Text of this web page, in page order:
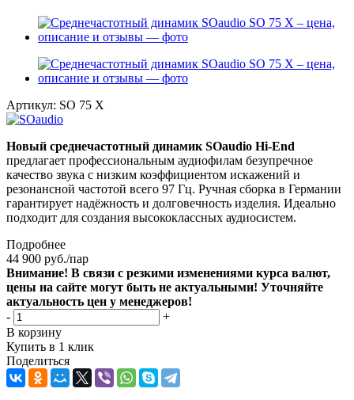
Артикул: SO 75 X
Новый среднечастотный динамик SOaudio Hi-End
предлагает профессиональным аудиофилам безупречное
качество звука с низким коэффициентом искажений и
резонансной частотой всего 97 Гц. Ручная сборка в Германии
гарантирует надёжность и долговечность изделия. Идеально
подходит для создания высококлассных аудиосистем.
Подробнее
44 900 руб./пар
Внимание! В связи с резкими изменениями курса валют,
цены на сайте могут быть не актуальными! Уточняйте
актуальность цен у менеджеров!
-
+
В корзину
Купить в 1 клик
Поделиться